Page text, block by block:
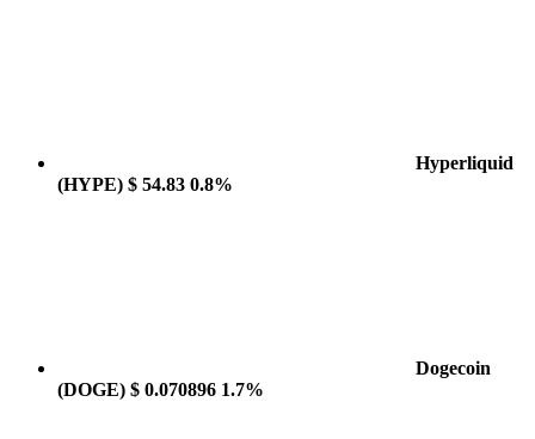
Hyperliquid
(HYPE) $ 54.83 0.8%
Dogecoin
(DOGE) $ 0.070896 1.7%